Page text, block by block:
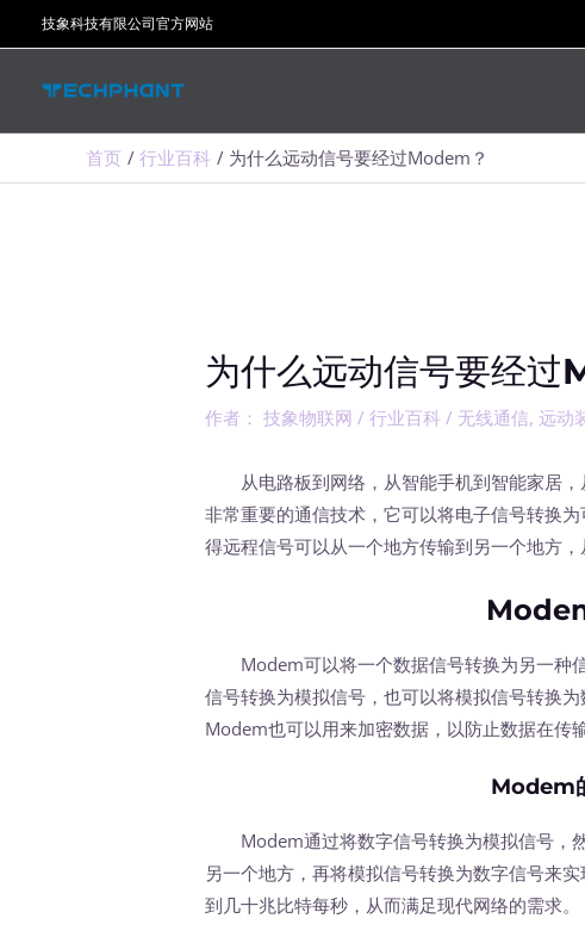
至
技象科技有限公司官方网站
首页 行业百科 为什么远动信号要经过Modem？
为什么远动信号要经过
作者： 技象物联网/行业百科 / 无线通信,远动
从电路板到网络，从智能手机到智能家居，
非常重要的通信技术，它可以将电子信号转换
得远程信号可以从一个地方传输到另一个地方
Modem可以将一个数据信号转换为另一种
信号转换为模拟信号，也可以将模拟信号转换
Modem也可以用来加密数据，以防止数据在传
Modem
Modem通过将数字信号转换为模拟信号，
另一个地方，再将模拟信号转换为数字信号来
到几十兆比特每秒，从而满足现代网络的需求。